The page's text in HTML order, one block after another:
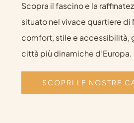
Scopra il fascino e la
situato nel vivace quartiere
comfort, stile e accessibilità,
città più dinamiche d’Europa.
SCOPRI LE NOSTRE